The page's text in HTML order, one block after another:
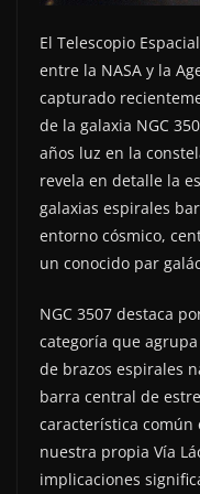
El Telescopio
entre la NASA y la
capturado
de la galaxia NGC
años luz en la
revela en detalle la
galaxias espirales
entorno cósmico,
un conocido par
NGC 3507 destaca
categoría que
de brazos espirales
barra central de
característica común
nuestra propia Vía
implicaciones